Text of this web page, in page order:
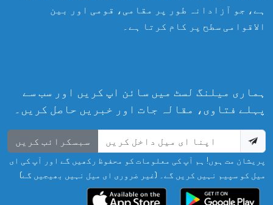
ہے، جو آزادانہ طور پر مقامی، قومی اور بین
الاقوامی سطح پر کام کرتا ہے۔
ہماری میلنگ لسٹ میں سائن اپ کریں اور سب سے
پہلے فتاوی، مقالہ جات اور خبریں حاصل کریں۔
سبسکرائب کریں
پریشان مت ہوں! ہم آپ کی معلومات کو محفوظ رکھیں گے اور آپ کی ای
میل کو سپیم نہیں کریں گے۔ (غیر ضروری ای میل نہیں بھیجیں گے)